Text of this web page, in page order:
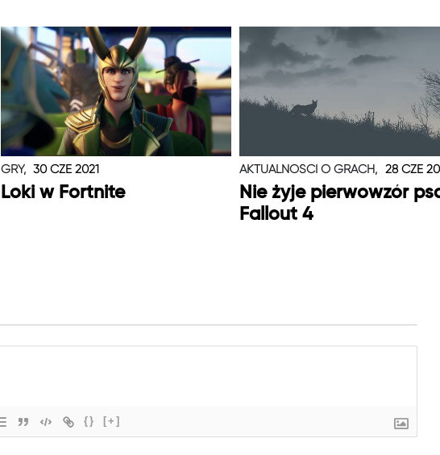
GRY, 30 CZE 2021
Loki w Fortnite
AKTUALNOŚCI O GRACH, 28 CZE
Nie żyje pierwowzór
Fallout 4
{} [+]